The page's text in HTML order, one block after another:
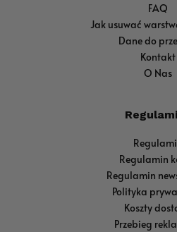
FAQ
Jak usuwać
Dane do
Kontakt
O Nas
Regulamin
Regulamin
Polityka
Koszty
Przebieg